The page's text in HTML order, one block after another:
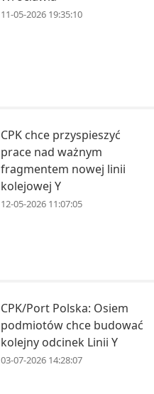
11-05-2026 19:35:10
CPK chce przyspieszyć
prace nad ważnym
fragmentem nowej linii
kolejowej Y
12-05-2026 11:07:05
CPK/Port Polska: Osiem
podmiotów chce budować
kolejny odcinek Linii Y
03-07-2026 14:28:07